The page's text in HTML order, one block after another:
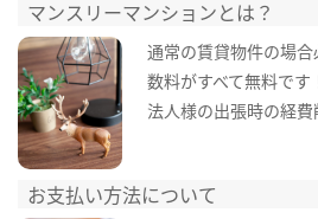
マンスリーマンションとは？
通常の賃貸物件の場
数料がすべて無料です
法人様の出張時の経費
お支払い方法について